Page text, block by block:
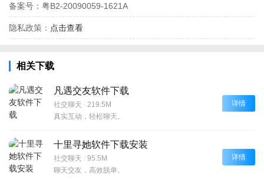
备案号： 粤B2-20090059-1621A
隐私政策： 点击查看
相关下载
凡遇交友软件下载
社交聊天
219.5M
真实互动，轻松聊天。
详情
十里寻她软件下载安装
社交聊天
95.5M
聊天交友，高效脱单。
详情